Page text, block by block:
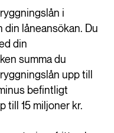
i
din låneansökan. Du
din
summa du
upp till
befintligt
till 15 miljoner kr.